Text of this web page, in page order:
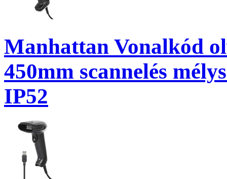
Manhattan Vonalkód
450mm scannelés
IP52